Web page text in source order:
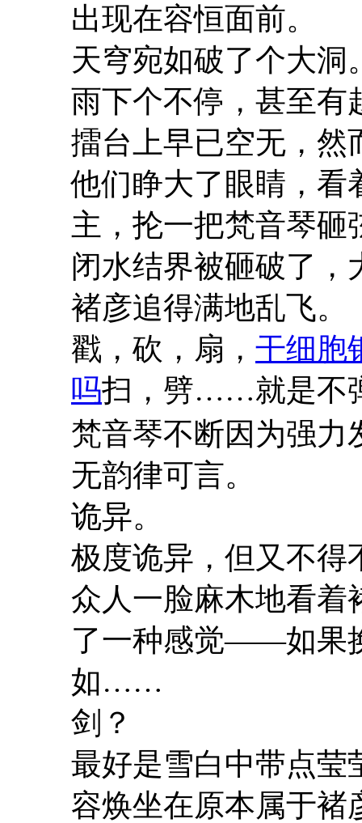
出现在容恒面前。
天穹宛如破了个大洞
雨下个不停，甚至有
擂台上早已空无，然
他们睁大了眼睛，看
主，抡一把梵音琴砸
闭水结界被砸破了，
褚彦追得满地乱飞。
戳，砍，扇， 干细胞
吗扫，劈……就是不
梵音琴不断因为强
无韵律可言。
诡异。
极度诡异，但又不
众人一脸麻木地看着
了一种感觉――如果
如……
剑？
最好是雪白中带点莹
容焕坐在原本属于褚